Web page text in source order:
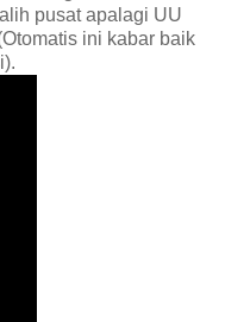
pusat apalagi UU
ini kabar baik